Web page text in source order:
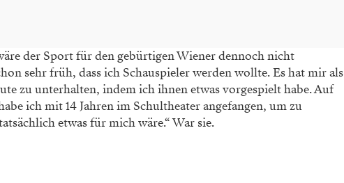
der Sport für den gebürtigen Wiener dennoch nicht
sehr früh, dass ich Schauspieler werden wollte. Es hat mir als
zu unterhalten, indem ich ihnen etwas vorgespielt habe. Auf
ich mit 14 Jahren im Schultheater angefangen, um zu
etwas für mich wäre.“ War sie.